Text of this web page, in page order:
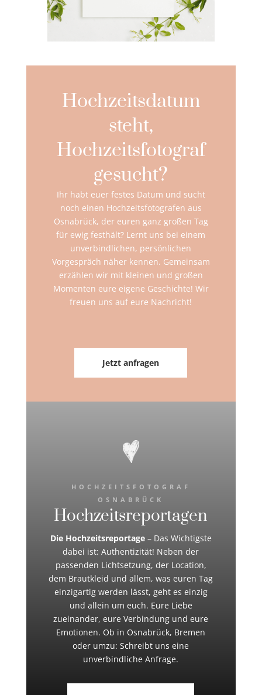
Hochzeitsdatum
steht,
Hochzeitsfotograf
gesucht?
Ihr habt euer festes Datum und sucht
noch einen Hochzeitsfotografen aus
Osnabrück, der euren ganz großen Tag
für ewig festhält? Lernt uns bei einem
unverbindlichen, persönlichen
Vorgespräch näher kennen. Gemeinsam
erzählen wir mit kleinen und großen
Momenten eure eigene Geschichte! Wir
freuen uns auf eure Nachricht!
Jetzt anfragen
HOCHZEITSFOTOGRAF
OSNABRÜCK
Hochzeitsreportagen
Die Hochzeitsreportage– Das Wichtigste
dabei ist: Authentizität! Neben der
passenden Lichtsetzung, der Location,
dem Brautkleid und allem, was euren Tag
einzigartig werden lässt, geht es einzig
und allein um euch. Eure Liebe
zueinander, eure Verbindung und eure
Emotionen. Ob in Osnabrück, Bremen
oder umzu: Schreibt uns eine
unverbindliche Anfrage.